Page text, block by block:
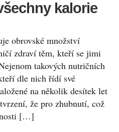
kalorie
obrovské množství
zdraví těm, kteří se jimi
takových nutričních
dle nich řídí své
na několik desítek let
že pro zhubnutí, což
[…]